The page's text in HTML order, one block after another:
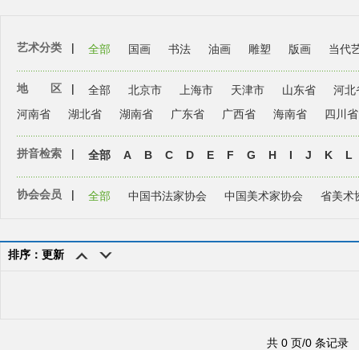
艺术分类 | 全部 国画 书法 油画 雕塑 版画 当代
地 区 | 全部 北京市 上海市 天津市 山东省
河北
河南省
湖北省 湖南省 广东省 广西省 海南省 四川省
拼音检索 | 全部 A B C D E F G H I J K L
协会会员 | 全部 中国书法家协会 中国美术家协会 省美术
排序：更新
共 0 页/0 条记录